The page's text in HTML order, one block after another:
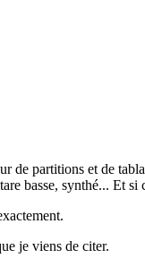
de partitions et de
basse, synthé... Et
je viens de citer.